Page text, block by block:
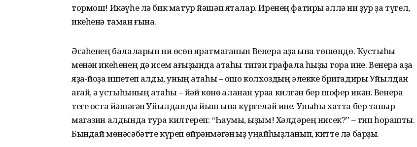
тормош! Икәүһе лә бик матур йәшәп яталар. Иренең фатиры әллә ни ҙур ҙа түгел,
икеһенә таман ғына.
Әсәһенең балаларын ни өсөн яратмағанын Венера аҙаҡ ҡына төшөндө. Ҡустыһы
менән икеһенең дә исем ҡағыҙында атаһы тигән графала һыҙыҡ тора ине. Венера аҙаҡ
яҙа-йоҙа ишетеп ҡалды, уның атаһы – ошо колхоздың элекке бригадиры Уйылдан
ағай, ә ҡустыһының атаһы – йәй көнө ҡаланан ураҡҡа килгән бер шофер икән. Венера
теге оста йәшәгән Уйылданды йыш ҡына күргеләй ине. Уныһы хатта бер тапҡыр
магазин алдында тура килтереп: “Һаумы, ҡыҙым! Хәлдәрең нисек?” – тип һорашты.
Бындай мөнәсәбәтте күреп өйрәнмәгән ҡыҙ уңайһыҙланып, китте лә барҙы.